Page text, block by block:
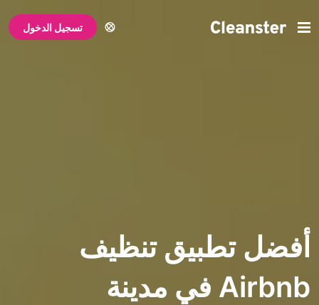
تسجيل الدخول
تطبيق تنظيف
Airbnb في مدينة